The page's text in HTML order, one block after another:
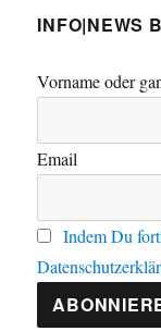
INFO|NEWS
Vorname oder
Email
Indem Du